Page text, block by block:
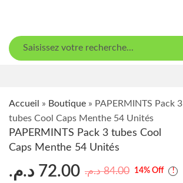
Accueil » Boutique » PAPERMINTS Pack 3
tubes Cool Caps Menthe 54 Unités
PAPERMINTS Pack 3 tubes Cool
Caps Menthe 54 Unités
84.00 د.م. 72.00 د.م. 14% Off